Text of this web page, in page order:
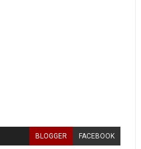
BLOGGER FACEBOOK